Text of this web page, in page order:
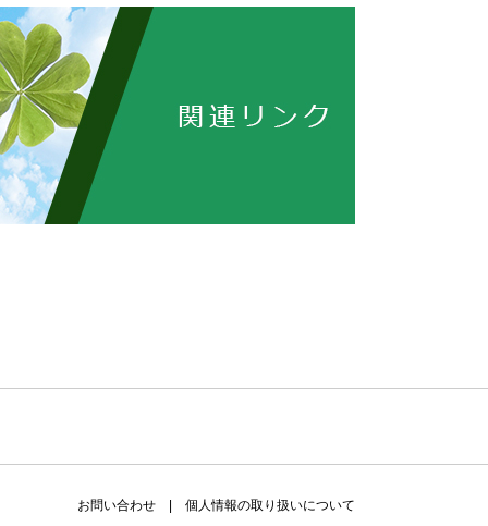
お問い合わせ | 個人情報の取り扱いについて